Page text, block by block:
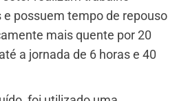
possuem tempo de repouso
mais quente por 20
a jornada de 6 horas e 40